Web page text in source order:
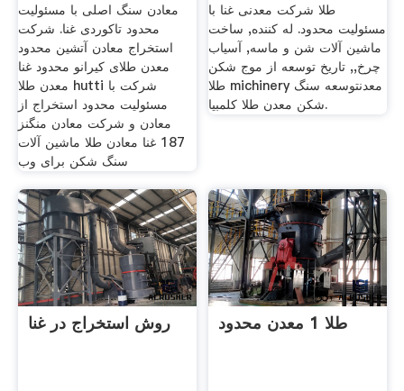
معادن سنگ اصلی با مسئولیت
محدود تاکوردی غنا. شرکت
استخراج معادن آتشین محدود
معدن طلای کیرانو محدود غنا
معدن طلا hutti شرکت با
مسئولیت محدود استخراج از
معادن و شرکت معادن منگنز
187 غنا معادن طلا ماشین آلات
سنگ شکن برای وب
طلا شرکت معدنی غنا با
مسئولیت محدود. له کننده, ساخت
ماشین آلات شن و ماسه, آسیاب
چرخ,, تاریخ توسعه از موج شکن
طلا michinery معدنتوسعه سنگ
شکن معدن طلا کلمبیا.
روش استخراج در غنا طلا 1 معدن محدود